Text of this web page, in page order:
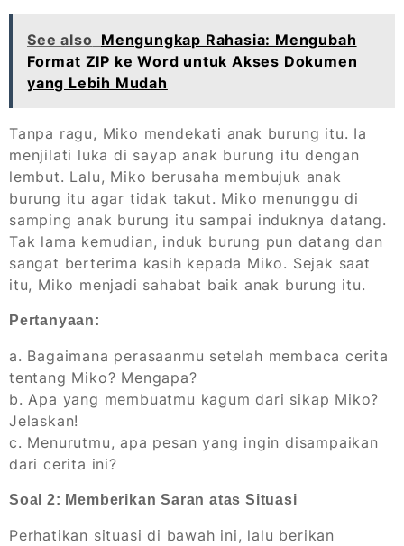
See also Mengungkap Rahasia: Mengubah
Format ZIP ke Word untuk Akses Dokumen
yang Lebih Mudah
Tanpa ragu, Miko mendekati anak burung itu. Ia
menjilati luka di sayap anak burung itu dengan
lembut. Lalu, Miko berusaha membujuk anak
burung itu agar tidak takut. Miko menunggu di
samping anak burung itu sampai induknya datang.
Tak lama kemudian, induk burung pun datang dan
sangat berterima kasih kepada Miko. Sejak saat
itu, Miko menjadi sahabat baik anak burung itu.
Pertanyaan:
a. Bagaimana perasaanmu setelah membaca cerita
tentang Miko? Mengapa?
b. Apa yang membuatmu kagum dari sikap Miko?
Jelaskan!
c. Menurutmu, apa pesan yang ingin disampaikan
dari cerita ini?
Soal 2: Memberikan Saran atas Situasi
Perhatikan situasi di bawah ini, lalu berikan